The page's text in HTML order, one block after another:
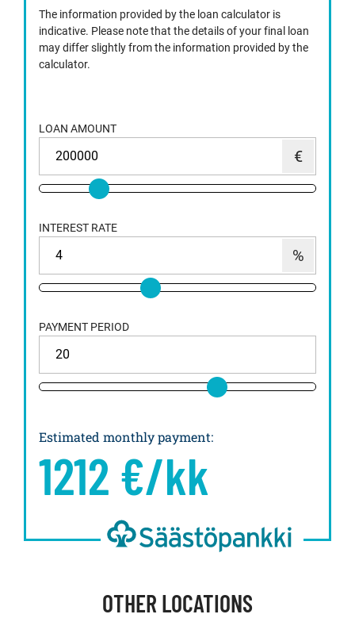
The information provided by the loan calculator is
indicative. Please note that the details of your final loan
may differ slightly from the information provided by the
calculator.
LOAN AMOUNT
INTEREST RATE
PAYMENT PERIOD
Estimated monthly payment:
1212 €/kk
OTHER LOCATIONS